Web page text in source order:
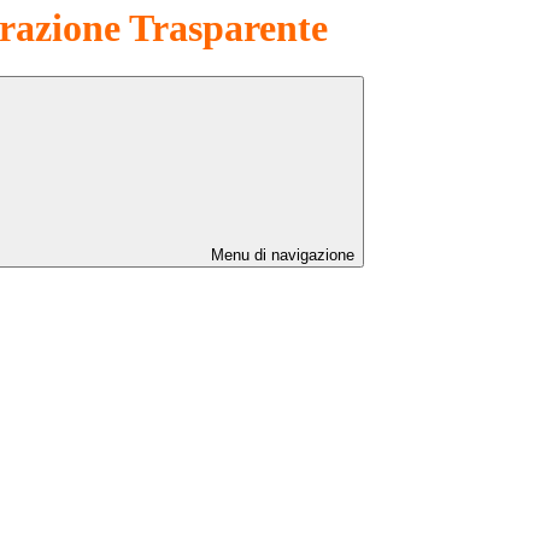
Trasparente
Menu di navigazione